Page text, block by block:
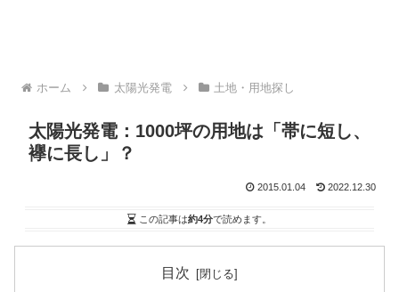
ホーム 太陽光発電 土地・用地探し
太陽光発電：1000坪の用地は「帯に短し、
襷に長し」？
2015.01.04 2022.12.30
この記事は約4分で読めます。
目次